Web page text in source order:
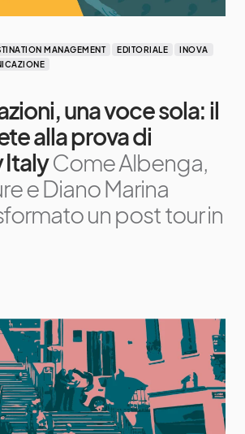
MANAGEMENT EDITORIALE
INOVA
una voce sola: il
alla prova di
ItalyCome Albenga,
e Diano Marina
un post tour in